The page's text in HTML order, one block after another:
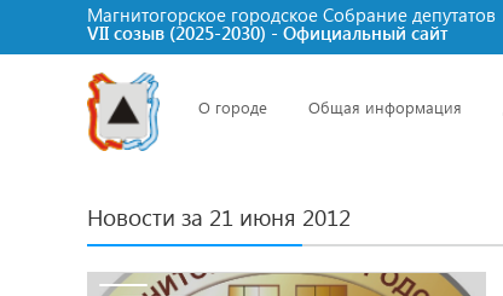
Магнитогорское городское Cобрание депутатов
VII созыв (2025-2030) - Официальный сайт
О городе Общая информация
Новости за 21 июня 2012